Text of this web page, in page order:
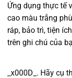
Ứng dụng thực tế
cao màu trắng
ráp, bảo trì, tiện
trên ghi chú của
_x000D_. Hãy cụ